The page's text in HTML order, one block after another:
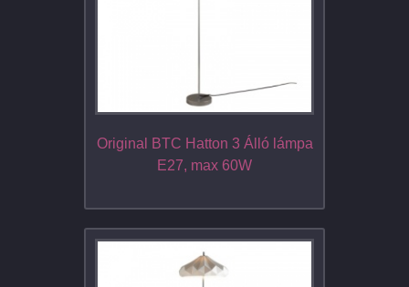
Original BTC Hatton 3 Álló lámpa
E27, max 60W